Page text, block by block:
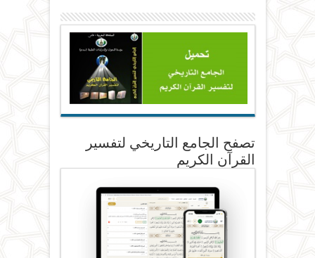
تصفح الجامع التاريخي لتفسير
القرآن الكريم